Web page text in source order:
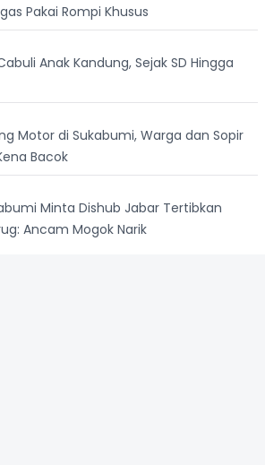
Pakai Rompi Khusus
Anak Kandung, Sejak SD Hingga
Motor di Sukabumi, Warga dan Sopir
Bacok
Minta Dishub Jabar Tertibkan
Ancam Mogok Narik